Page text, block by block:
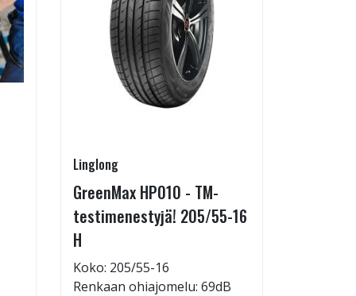
Linglong
GreenMax HP010 - TM-
testimenestyjä! 205/55-16
H
Koko: 205/55-16
Renkaan ohiajomelu: 69dB